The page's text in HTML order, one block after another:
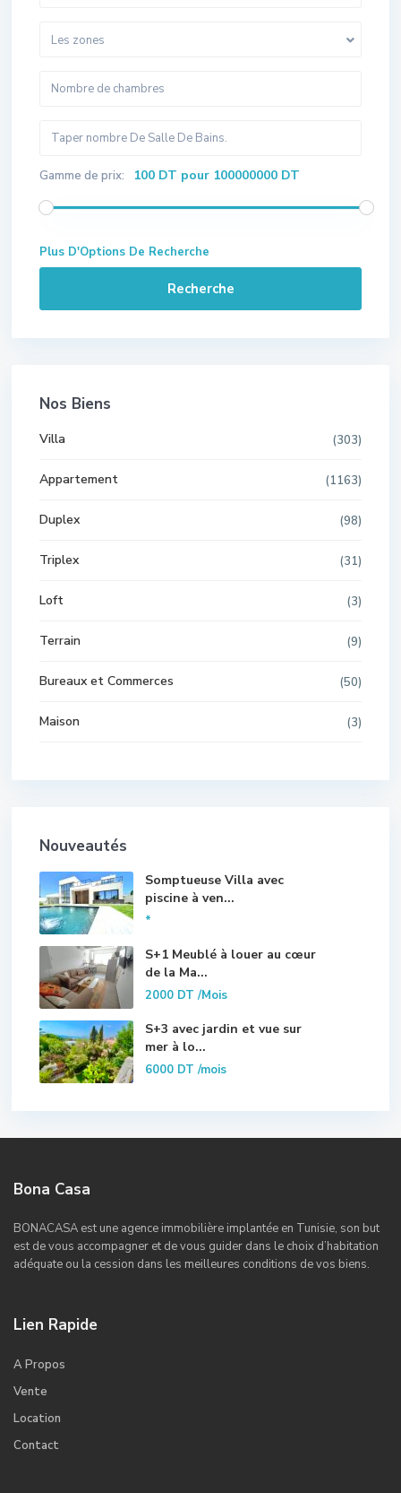
Les zones
Gamme de prix: 100 DT pour 100000000 DT
Plus D'Options De Recherche
Recherche
Nos Biens
Villa (303)
Appartement (1163)
Duplex (98)
Triplex (31)
Loft (3)
Terrain (9)
Bureaux et Commerces (50)
Maison (3)
Nouveautés
Somptueuse Villa avec
piscine à ven...
*
S+1 Meublé à louer au cœur
de la Ma...
2000 DT/Mois
S+3 avec jardin et vue sur
mer à lo...
6000 DT/mois
Bona Casa
BONACASA est une agence immobilière implantée en Tunisie, son but
est de vous accompagner et de vous guider dans le choix d’habitation
adéquate ou la cession dans les meilleures conditions de vos biens.
Lien Rapide
A Propos
Vente
Location
Contact